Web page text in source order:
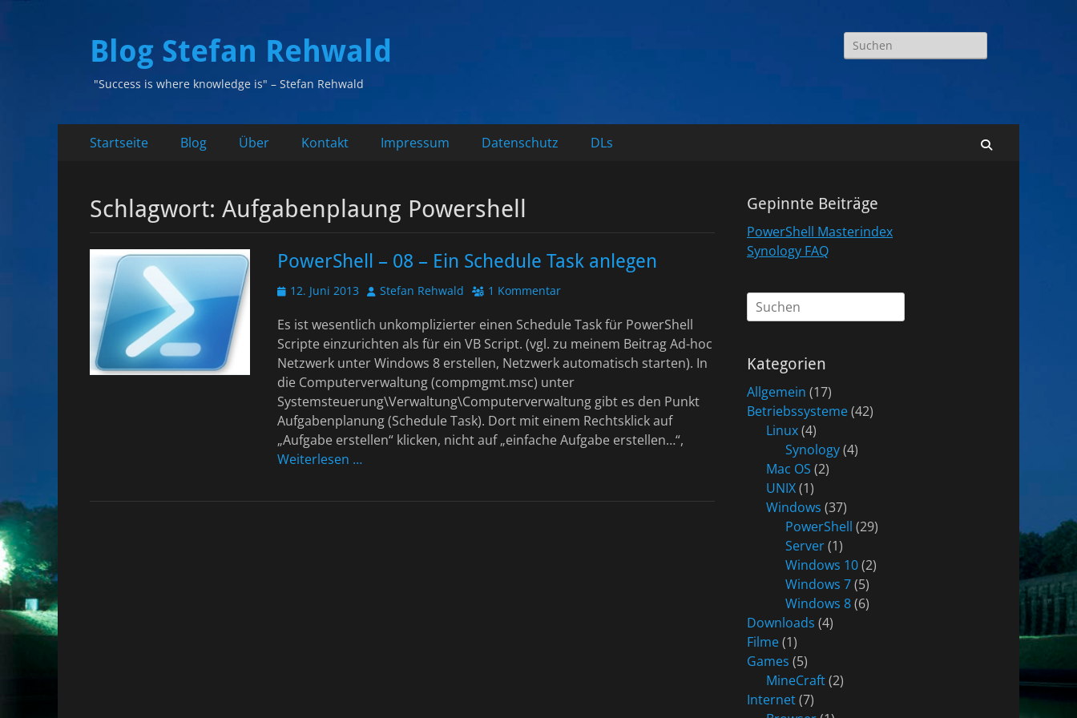
Blog Stefan Rehwald
"Success is where knowledge is" – Stefan Rehwald
Suchen
nach:
Primäres
Inhalt
Startseite Blog Über Kontakt Impressum Datenschutz DLs
Schlagwort: Aufgabenplaung Powershell
PowerShell – 08 – Ein Schedule Task anlegen
Veröffentlicht
12. Juni 2013 AutorStefan Rehwald 1 Kommentar
Es ist wesentlich unkomplizierter einen Schedule Task für PowerShell
Scripte einzurichten als für ein VB Script. (vgl. zu meinem Beitrag Ad-hoc
Netzwerk unter Windows 8 erstellen, Netzwerk automatisch starten). In
die Computerverwaltung (compmgmt.msc) unter
Systemsteuerung\Verwaltung\Computerverwaltung gibt es den Punkt
Aufgabenplanung (Schedule Task). Dort mit einem Rechtsklick auf
„Aufgabe erstellen“ klicken, nicht auf „einfache Aufgabe erstellen…“,
Weiterlesen …
Gepinnte Beiträge
PowerShell Masterindex
Synology FAQ
Suchen
nach:
Kategorien
Allgemein (17)
Betriebssysteme(42)
Linux(4)
Synology(4)
Mac OS (2)
UNIX(1)
Windows (37)
PowerShell (29)
Server(1)
Windows 10(2)
Windows 7(5)
Windows 8(6)
Downloads (4)
Filme(1)
Games (5)
MineCraft(2)
Internet(7)